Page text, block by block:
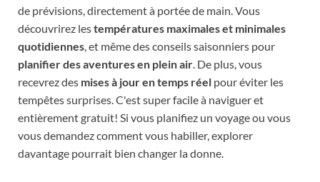
de prévisions, directement à portée de main. Vous
découvrirez lestempératures maximales et minimales
quotidiennes, et même des conseils saisonniers pour
planifier des aventures en plein air. De plus, vous
recevrez des mises à jour en temps réel pour éviter les
tempêtes surprises. C'est super facile à naviguer et
entièrement gratuit! Si vous planifiez un voyage ou vous
vous demandez comment vous habiller, explorer
davantage pourrait bien changer la donne.